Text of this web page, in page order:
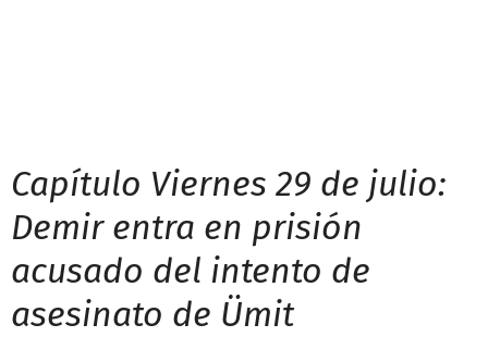
Capítulo Viernes 29 de julio:
Demir entra en prisión
acusado del intento de
asesinato de Ümit